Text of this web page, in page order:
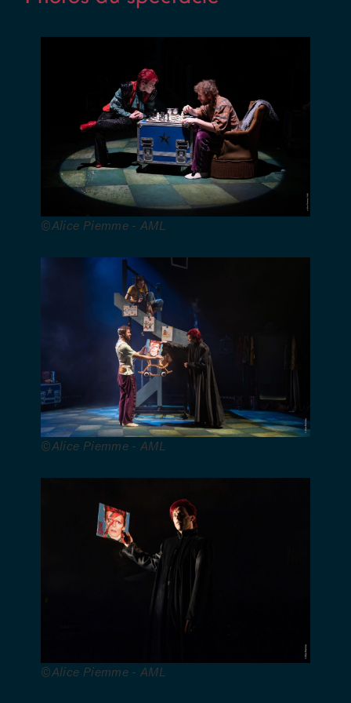
Création
Vesin avec
la
participation
de Morto
Mondor –
Création
plateau et
Derr –
magie :
Pedro
Miguel
Silva –
Construction
décor :
Olivier
Waterkeyn
Studio) –
Régie (en
: Fanny
Boizard,
Isabelle
Derr,
©Alice Piemme - AML
©Alice Piemme - AML
©Alice Piemme - AML